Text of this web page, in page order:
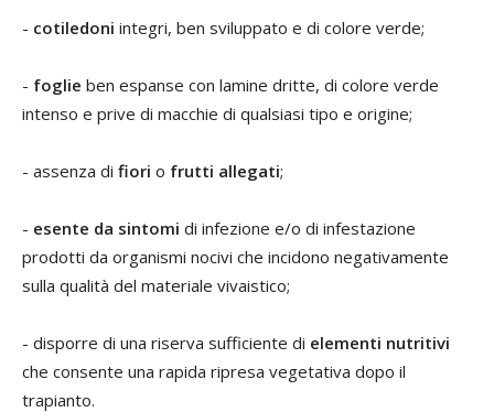
- cotiledoni integri, ben sviluppato e di colore verde;
- foglie ben espanse con lamine dritte, di colore verde
intenso e prive di macchie di qualsiasi tipo e origine;
- assenza di fiori o frutti allegati;
- esente da sintomi di infezione e/o di infestazione
prodotti da organismi nocivi che incidono negativamente
sulla qualità del materiale vivaistico;
- disporre di una riserva sufficiente di elementi nutritivi
che consente una rapida ripresa vegetativa dopo il
trapianto.